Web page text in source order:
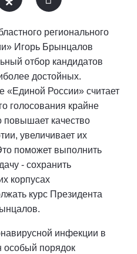
регионального
Игорь Брынцалов
отбор кандидатов
достойных.
«Единой России» считает
голосования крайне
качество
увеличивает их
поможет выполнить
- сохранить
корпусах
курс Президента
инфекции в
особый порядок